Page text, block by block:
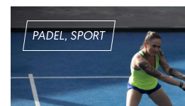
PADEL, SPORT